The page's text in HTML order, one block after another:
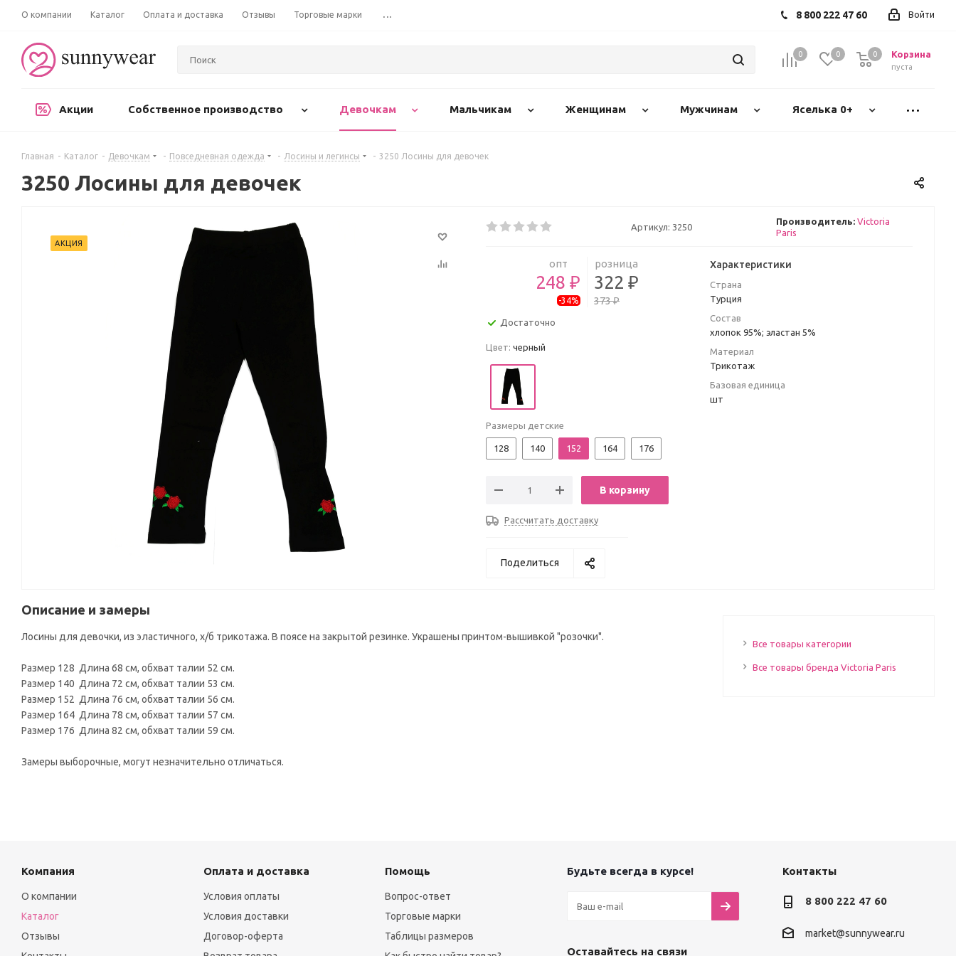
О компании Каталог Оплата и доставка Отзывы Торговые марки ... Войти
8 800 222 47 60
0 0 Корзина
пуста
0
Акции Собственное производство Девочкам Мальчикам Женщинам Мужчинам Яселька 0+
Главная - Каталог - Девочкам - Повседневная одежда - Лосины и легинсы - 3250 Лосины для девочек
3250 Лосины для девочек
АКЦИЯ
Артикул: 3250
Производитель: Victoria
Paris
опт
248 ₽
-34%
розница
322 ₽
373 ₽
Достаточно
Цвет: черный
Размеры детские
128 140 152 164 176
В корзину
Рассчитать доставку
Характеристики
Страна
Турция
Состав
хлопок 95%; эластан 5%
Материал
Трикотаж
Базовая единица
шт
Поделиться
Описание и замеры
Лосины для девочки, из эластичного, х/б трикотажа. В поясе на закрытой резинке. Украшены принтом-вышивкой "розочки".
Размер 128 Длина 68 см, обхват талии 52 см.
Размер 140 Длина 72 см, обхват талии 53 см.
Размер 152 Длина 76 см, обхват талии 56 см.
Размер 164 Длина 78 см, обхват талии 57 см.
Размер 176 Длина 82 см, обхват талии 59 см.
Замеры выборочные, могут незначительно отличаться.
Все товары категории
Все товары бренда Victoria Paris
Компания
О компании
Каталог
Отзывы
Оплата и доставка
Условия оплаты
Условия доставки
Договор-оферта
Помощь
Вопрос-ответ
Торговые марки
Таблицы размеров
Будьте всегда в курсе!
Оставайтесь на связи
Контакты
8 800 222 47 60
market@sunnywear.ru